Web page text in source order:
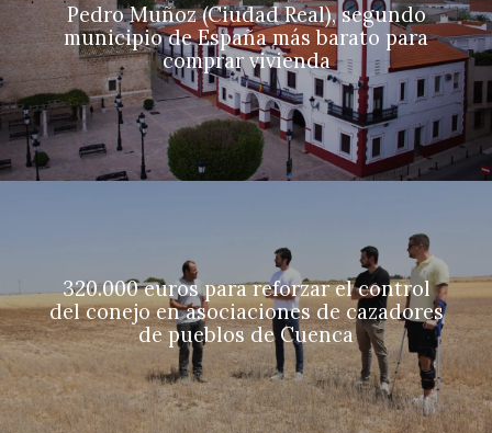
Pedro Muñoz (Ciudad Real), segundo
municipio de España más barato para
comprar vivienda
320.000 euros para reforzar el control
del conejo en asociaciones de cazadores
de pueblos de Cuenca